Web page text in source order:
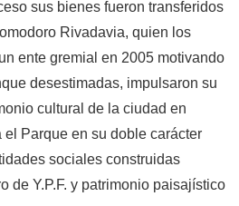
sus bienes fueron transferidos
Rivadavia, quien los
ente gremial en 2005 motivando
desestimadas, impulsaron su
cultural de la ciudad en
Parque en su doble carácter
sociales construidas
de Y.P.F. y patrimonio paisajístico